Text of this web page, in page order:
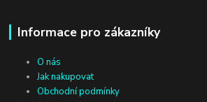
Informace pro zákazníky
O nás
Jak nakupovat
Obchodní podmínky